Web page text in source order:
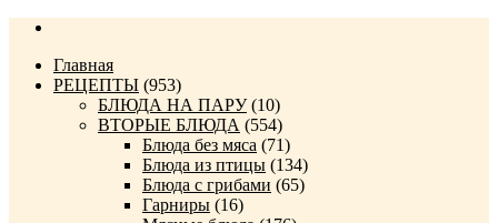
Главная
РЕЦЕПТЫ (953)
БЛЮДА НА ПАРУ(10)
ВТОРЫЕ БЛЮДА (554)
Блюда без мяса (71)
Блюда из птицы (134)
Блюда с грибами (65)
Гарниры (16)